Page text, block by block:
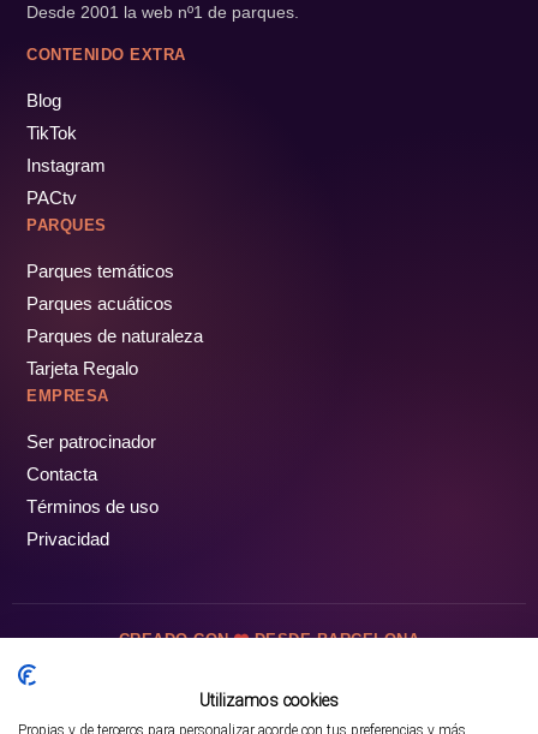
Mejor opción en SATOORDAY
Desde 2001 la web nº1 de parques.
CONTENIDO EXTRA
Blog
TikTok
Instagram
PACtv
PARQUES
Parques temáticos
Parques acuáticos
Parques de naturaleza
Tarjeta Regalo
EMPRESA
Ser patrocinador
Contacta
Términos de uso
Privacidad
CREADO CON DESDE BARCELONA
Utilizamos cookies
Propias y de terceros para personalizar acorde con tus preferencias y más